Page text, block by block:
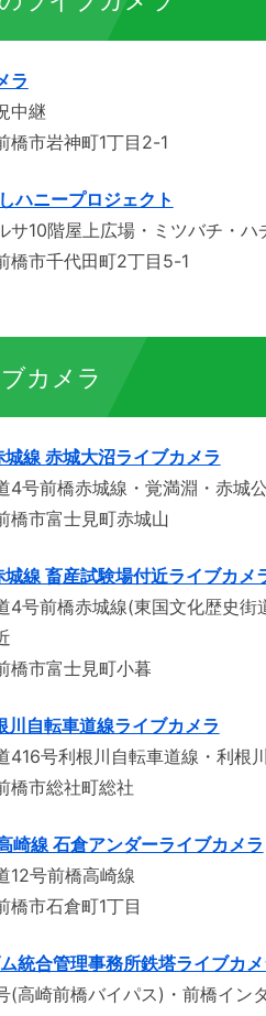
ラ
中継
橋市岩神町1丁目2-1
ハニープロジェクト
サ10階屋上広場・ミツバチ・ハ
橋市千代田町2丁目5-1
カメラ
線 赤城大沼ライブカメラ
4号前橋赤城線・覚満淵・赤城
橋市富士見町赤城山
線 畜産試験場付近ライブカメ
4号前橋赤城線(東国文化歴史
橋市富士見町小暮
自転車道線ライブカメラ
416号利根川自転車道線・利根川
橋市総社町総社
崎線 石倉アンダーライブカメラ
12号前橋高崎線
橋市石倉町1丁目
統合管理事務所鉄塔ライブカメ
(高崎前橋バイパス)・前橋イン